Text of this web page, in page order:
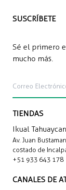
TIENDAS
Ikual
Av. Juan
costado de
+51 933 643 178
CANALES DE
SUSCRÍBETE
Sé el primero
mucho más.